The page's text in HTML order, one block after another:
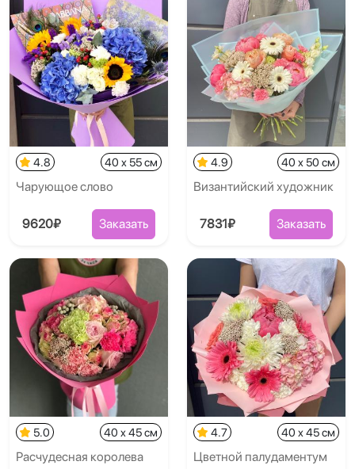
4.8 40 x 55 см
Чарующое слово
9620₽ Заказать
4.9 40 x 50 см
Византийский художник
7831₽ Заказать
5.0 40 x 45 см
Расчудесная королева
4.7 40 x 45 см
Цветной палудаментум